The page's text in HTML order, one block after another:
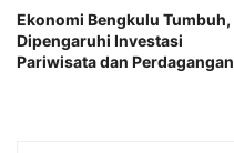
Ekonomi Bengkulu Tumbuh,
Dipengaruhi Investasi
Pariwisata dan Perdagangan